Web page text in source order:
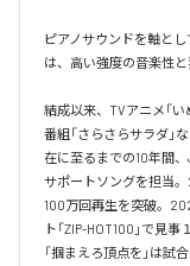
ピアノサウンドを軸と
は、高い強度の音楽性と
結成以来、TVアニメ「い
番組「さらさらサラダ」
在に至るまでの10年間
サポートソングを担当
100万回再生を突破。
ト「ZIP-HOT100」で見
「掴まえろ頂点を」は試